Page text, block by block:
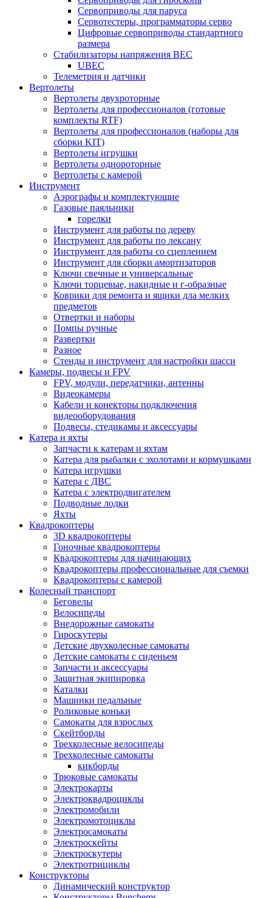
Сервоприводы для паруса
Сервотестеры, программаторы серво
Цифровые сервоприводы стандартного
размера
Стабилизаторы напряжения BEC
UBEC
Телеметрия и датчики
Вертолеты
Вертолеты двухроторные
Вертолеты для профессионалов (готовые
комплекты RTF)
Вертолеты для профессионалов (наборы для
сборки KIT)
Вертолеты игрушки
Вертолеты однороторные
Вертолеты с камерой
Инструмент
Аэрографы и комплектующие
Газовые паяльники
горелки
Инструмент для работы по дереву
Инструмент для работы по лексану
Инструмент для работы со сцеплением
Инструмент для сборки амортизаторов
Ключи свечные и универсальные
Ключи торцевые, накидные и г-образные
Коврики для ремонта и ящики дла мелких
предметов
Отвертки и наборы
Помпы ручные
Развертки
Разное
Стенды и инструмент для настройки шасси
Камеры, подвесы и FPV
FPV, модули, передатчики, антенны
Видеокамеры
Кабели и конекторы подключения
видеооборудования
Подвесы, стедикамы и аксессуары
Катера и яхты
Запчасти к катерам и яхтам
Катера для рыбалки с эхолотами и кормушками
Катера игрушки
Катера с ДВС
Катера с электродвигателем
Подводные лодки
Яхты
Квадрокоптеры
3D квадрокоптеры
Гоночные квадрокоптеры
Квадрокоптеры для начинающих
Квадрокоптеры профессиональные для съемки
Квадрокоптеры с камерой
Колесный транспорт
Беговелы
Велосипеды
Внедорожные самокаты
Гироскутеры
Детские двухколесные самокаты
Детские самокаты с сиденьем
Запчасти и аксессуары
Защитная экипировка
Каталки
Машинки педальные
Роликовые коньки
Самокаты для взрослых
Скейтборды
Трехколесные велосипеды
Трехколесные самокаты
кикборды
Трюковые самокаты
Электрокарты
Электроквадроциклы
Электромобили
Электромотоциклы
Электросамокаты
Электроскейты
Электроскутеры
Электротрициклы
Конструкторы
Динамический конструктор